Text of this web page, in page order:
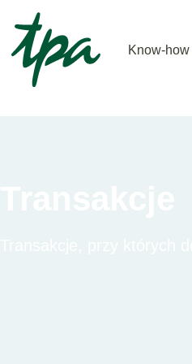
Know-how